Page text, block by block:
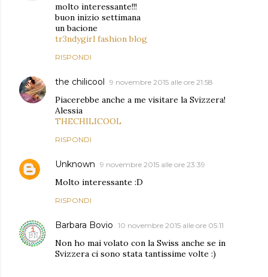
molto interessante!!!
buon inizio settimana
un bacione
tr3ndygirl fashion blog
RISPONDI
the chilicool 9 novembre 2015 alle ore 21:58
Piacerebbe anche a me visitare la Svizzera!
Alessia
THECHILICOOL
RISPONDI
Unknown 9 novembre 2015 alle ore 23:39
Molto interessante :D
RISPONDI
Barbara Bovio 10 novembre 2015 alle ore 05:11
Non ho mai volato con la Swiss anche se in
Svizzera ci sono stata tantissime volte :)